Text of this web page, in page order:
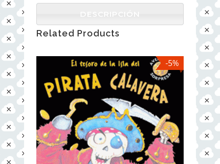
DESCRIPCIÓN
Related Products
-5%